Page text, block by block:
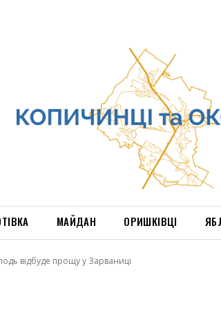
МАЙДАН ОРИШКІВЦІ
відбуде прощу у Зарваниці